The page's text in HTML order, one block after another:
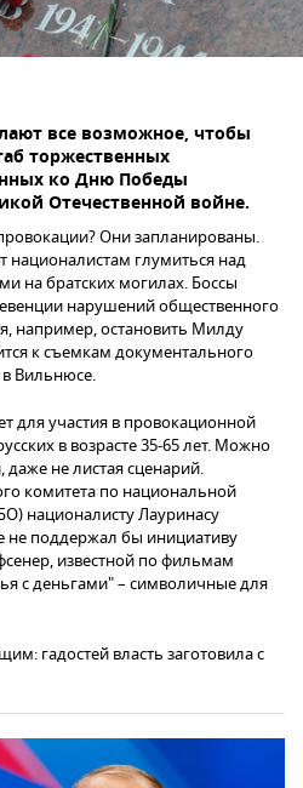
все возможное, чтобы
торжественных
ко Дню Победы
Отечественной войне.
Они запланированы.
националистам глумиться над
на братских могилах. Боссы
нарушений общественного
например, остановить Милду
к съемкам документального
Вильнюсе.
для участия в провокационной
в возрасте 35-65 лет. Можно
не листая сценарий.
комитета по национальной
националисту Лауринасу
не поддержал бы инициативу
известной по фильмам
с деньгами" – символичные для
гадостей власть заготовила с